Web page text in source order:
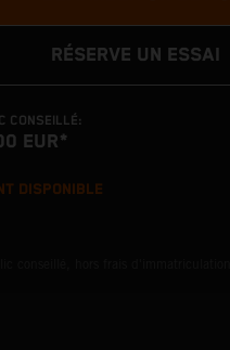
CONSEILLÉ:
EUR*
RÉSERVE UN ESSAI
DISPONIBLE